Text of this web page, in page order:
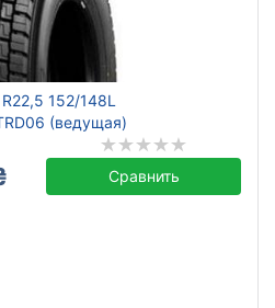
152/148L
(ведущая)
Сравнить